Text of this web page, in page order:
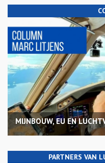
MIJNBOUW, EU EN
PARTNERS VAN